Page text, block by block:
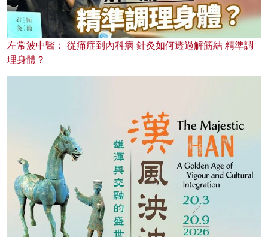
左常波中醫： 從痛症到內科病 針灸如何透過解筋結 精準調
理身體？